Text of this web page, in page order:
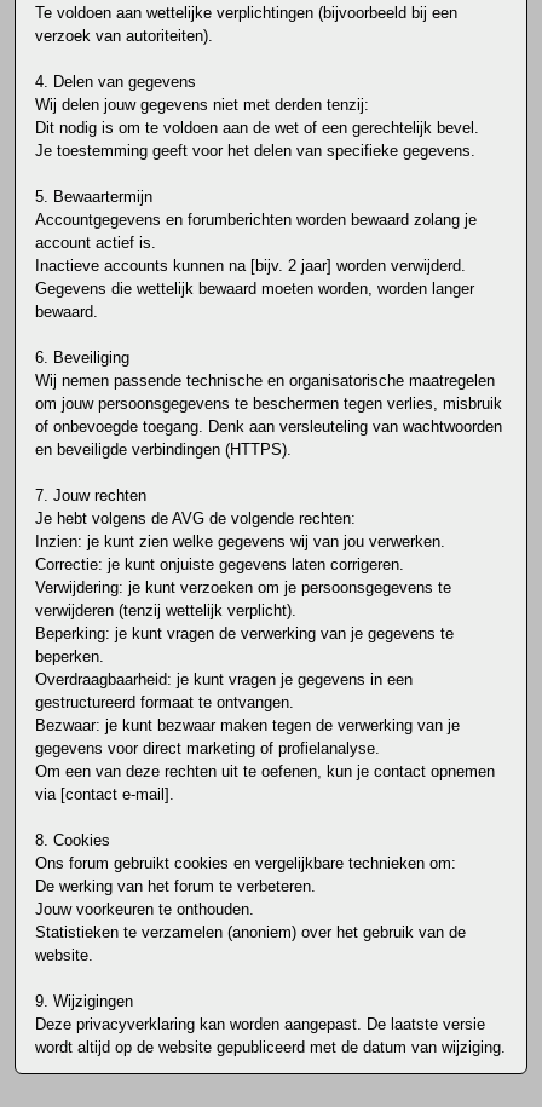
Te voldoen aan wettelijke verplichtingen (bijvoorbeeld bij een
verzoek van autoriteiten).
4. Delen van gegevens
Wij delen jouw gegevens niet met derden tenzij:
Dit nodig is om te voldoen aan de wet of een gerechtelijk bevel.
Je toestemming geeft voor het delen van specifieke gegevens.
5. Bewaartermijn
Accountgegevens en forumberichten worden bewaard zolang je
account actief is.
Inactieve accounts kunnen na [bijv. 2 jaar] worden verwijderd.
Gegevens die wettelijk bewaard moeten worden, worden langer
bewaard.
6. Beveiliging
Wij nemen passende technische en organisatorische maatregelen
om jouw persoonsgegevens te beschermen tegen verlies, misbruik
of onbevoegde toegang. Denk aan versleuteling van wachtwoorden
en beveiligde verbindingen (HTTPS).
7. Jouw rechten
Je hebt volgens de AVG de volgende rechten:
Inzien: je kunt zien welke gegevens wij van jou verwerken.
Correctie: je kunt onjuiste gegevens laten corrigeren.
Verwijdering: je kunt verzoeken om je persoonsgegevens te
verwijderen (tenzij wettelijk verplicht).
Beperking: je kunt vragen de verwerking van je gegevens te
beperken.
Overdraagbaarheid: je kunt vragen je gegevens in een
gestructureerd formaat te ontvangen.
Bezwaar: je kunt bezwaar maken tegen de verwerking van je
gegevens voor direct marketing of profielanalyse.
Om een van deze rechten uit te oefenen, kun je contact opnemen
via [contact e-mail].
8. Cookies
Ons forum gebruikt cookies en vergelijkbare technieken om:
De werking van het forum te verbeteren.
Jouw voorkeuren te onthouden.
Statistieken te verzamelen (anoniem) over het gebruik van de
website.
9. Wijzigingen
Deze privacyverklaring kan worden aangepast. De laatste versie
wordt altijd op de website gepubliceerd met de datum van wijziging.